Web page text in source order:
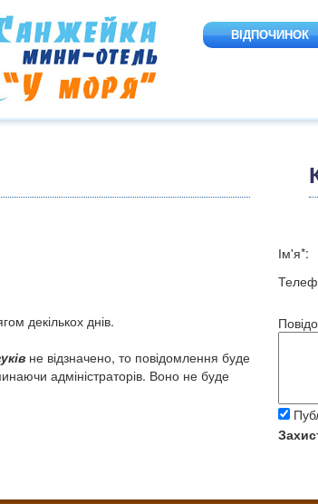
ВІДПОЧИНOК
декількох днів.
не відзначено, то повідомлення буде
адміністраторів. Воно не буде
Ім'я*: